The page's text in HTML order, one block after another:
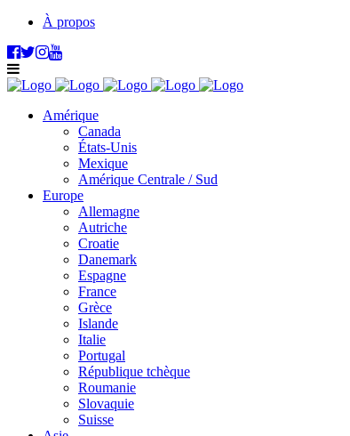
À propos
Amérique
Canada
États-Unis
Mexique
Amérique Centrale / Sud
Europe
Allemagne
Autriche
Croatie
Danemark
Espagne
France
Grèce
Islande
Italie
Portugal
République tchèque
Roumanie
Slovaquie
Suisse